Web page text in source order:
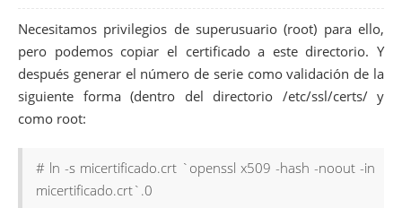
Necesitamos privilegios de superusuario (root) para ello,
pero podemos copiar el certificado a este directorio. Y
después generar el número de serie como validación de la
siguiente forma (dentro del directorio /etc/ssl/certs/ y
como root:
# ln -s micertificado.crt `openssl x509 -hash -noout -in
micertificado.crt`.0